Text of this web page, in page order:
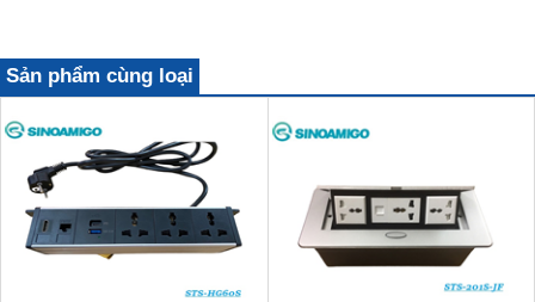
Sản phẩm cùng loại